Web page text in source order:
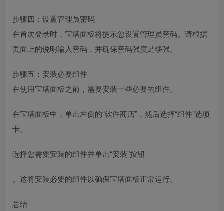
步骤四：设置管理员密码
在首次登录时，宝塔面板将提示您设置管理员密码。请根据
页面上的说明输入密码，并确保密码强度足够强。
步骤五：安装必要组件
在使用宝塔面板之前，需要安装一些必要的组件。
在宝塔面板中，单击左侧的“软件商店”，然后选择“组件”选项
卡。
选择您需要安装的组件并单击“安装”按钮
。这将安装必要的组件以确保宝塔面板正常运行。
总结